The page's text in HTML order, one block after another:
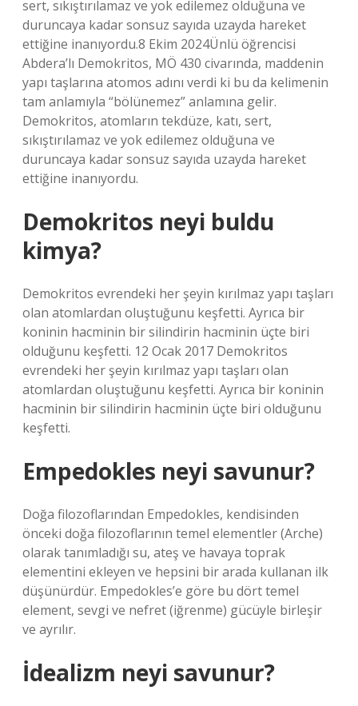
sert, sıkıştırılamaz ve yok edilemez olduğuna ve
duruncaya kadar sonsuz sayıda uzayda hareket
ettiğine inanıyordu.8 Ekim 2024Ünlü öğrencisi
Abdera’lı Demokritos, MÖ 430 civarında, maddenin
yapı taşlarına atomos adını verdi ki bu da kelimenin
tam anlamıyla “bölünemez” anlamına gelir.
Demokritos, atomların tekdüze, katı, sert,
sıkıştırılamaz ve yok edilemez olduğuna ve
duruncaya kadar sonsuz sayıda uzayda hareket
ettiğine inanıyordu.
Demokritos neyi buldu
kimya?
Demokritos evrendeki her şeyin kırılmaz yapı taşları
olan atomlardan oluştuğunu keşfetti. Ayrıca bir
koninin hacminin bir silindirin hacminin üçte biri
olduğunu keşfetti. 12 Ocak 2017 Demokritos
evrendeki her şeyin kırılmaz yapı taşları olan
atomlardan oluştuğunu keşfetti. Ayrıca bir koninin
hacminin bir silindirin hacminin üçte biri olduğunu
keşfetti.
Empedokles neyi savunur?
Doğa filozoflarından Empedokles, kendisinden
önceki doğa filozoflarının temel elementler (Arche)
olarak tanımladığı su, ateş ve havaya toprak
elementini ekleyen ve hepsini bir arada kullanan ilk
düşünürdür. Empedokles’e göre bu dört temel
element, sevgi ve nefret (iğrenme) gücüyle birleşir
ve ayrılır.
İdealizm neyi savunur?